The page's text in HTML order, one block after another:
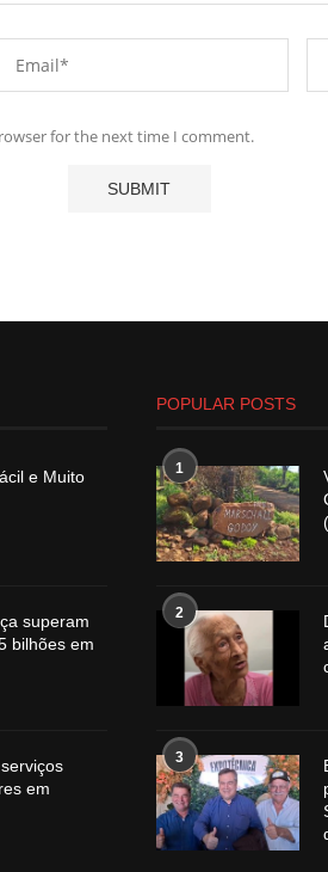
for the next time I comment.
e Muito
superam
bilhões em
em
POPULAR POSTS
1
2
3